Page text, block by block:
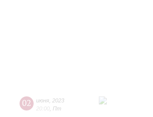
02 июня 2023
20:00 Пт